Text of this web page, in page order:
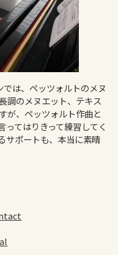
は、ペッツォルトのメヌ
調のメヌエット、テキス
が、ペッツォルト作曲と
てはりきって練習してく
サポートも、本当に素晴